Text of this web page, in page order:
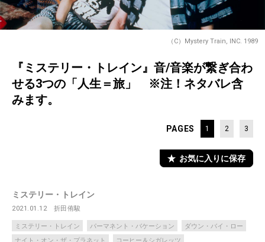
（C）Mystery Train, INC. 1989
『ミステリー・トレイン』音/音楽が繋ぎ合わ
せる3つの「人生＝旅」 ※注！ネタバレ含
みます。
PAGES 1 2 3
お気に入りに保存
ミステリー・トレイン
2021.01.12 折田侑駿
ミステリー・トレイン パーマネント・バケーション
ダウン・バイ・ロー